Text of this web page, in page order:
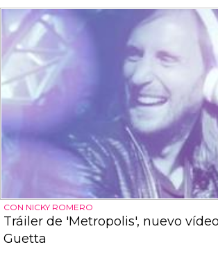
CON NICKY ROMERO
Tráiler de 'Metropolis', nuevo
Guetta